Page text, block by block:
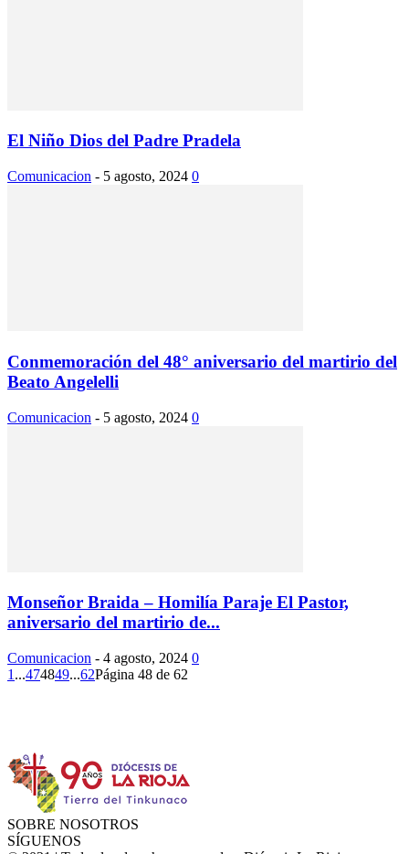
El Niño Dios del Padre Pradela
Comunicacion - 5 agosto, 2024 0
Conmemoración del 48° aniversario del martirio del
Beato Angelelli
Comunicacion - 5 agosto, 2024 0
Monseñor Braida – Homilía Paraje El Pastor,
aniversario del martirio de...
Comunicacion - 4 agosto, 2024 0
1 ...474849...62Página 48 de 62
SOBRE NOSOTROS
SÍGUENOS